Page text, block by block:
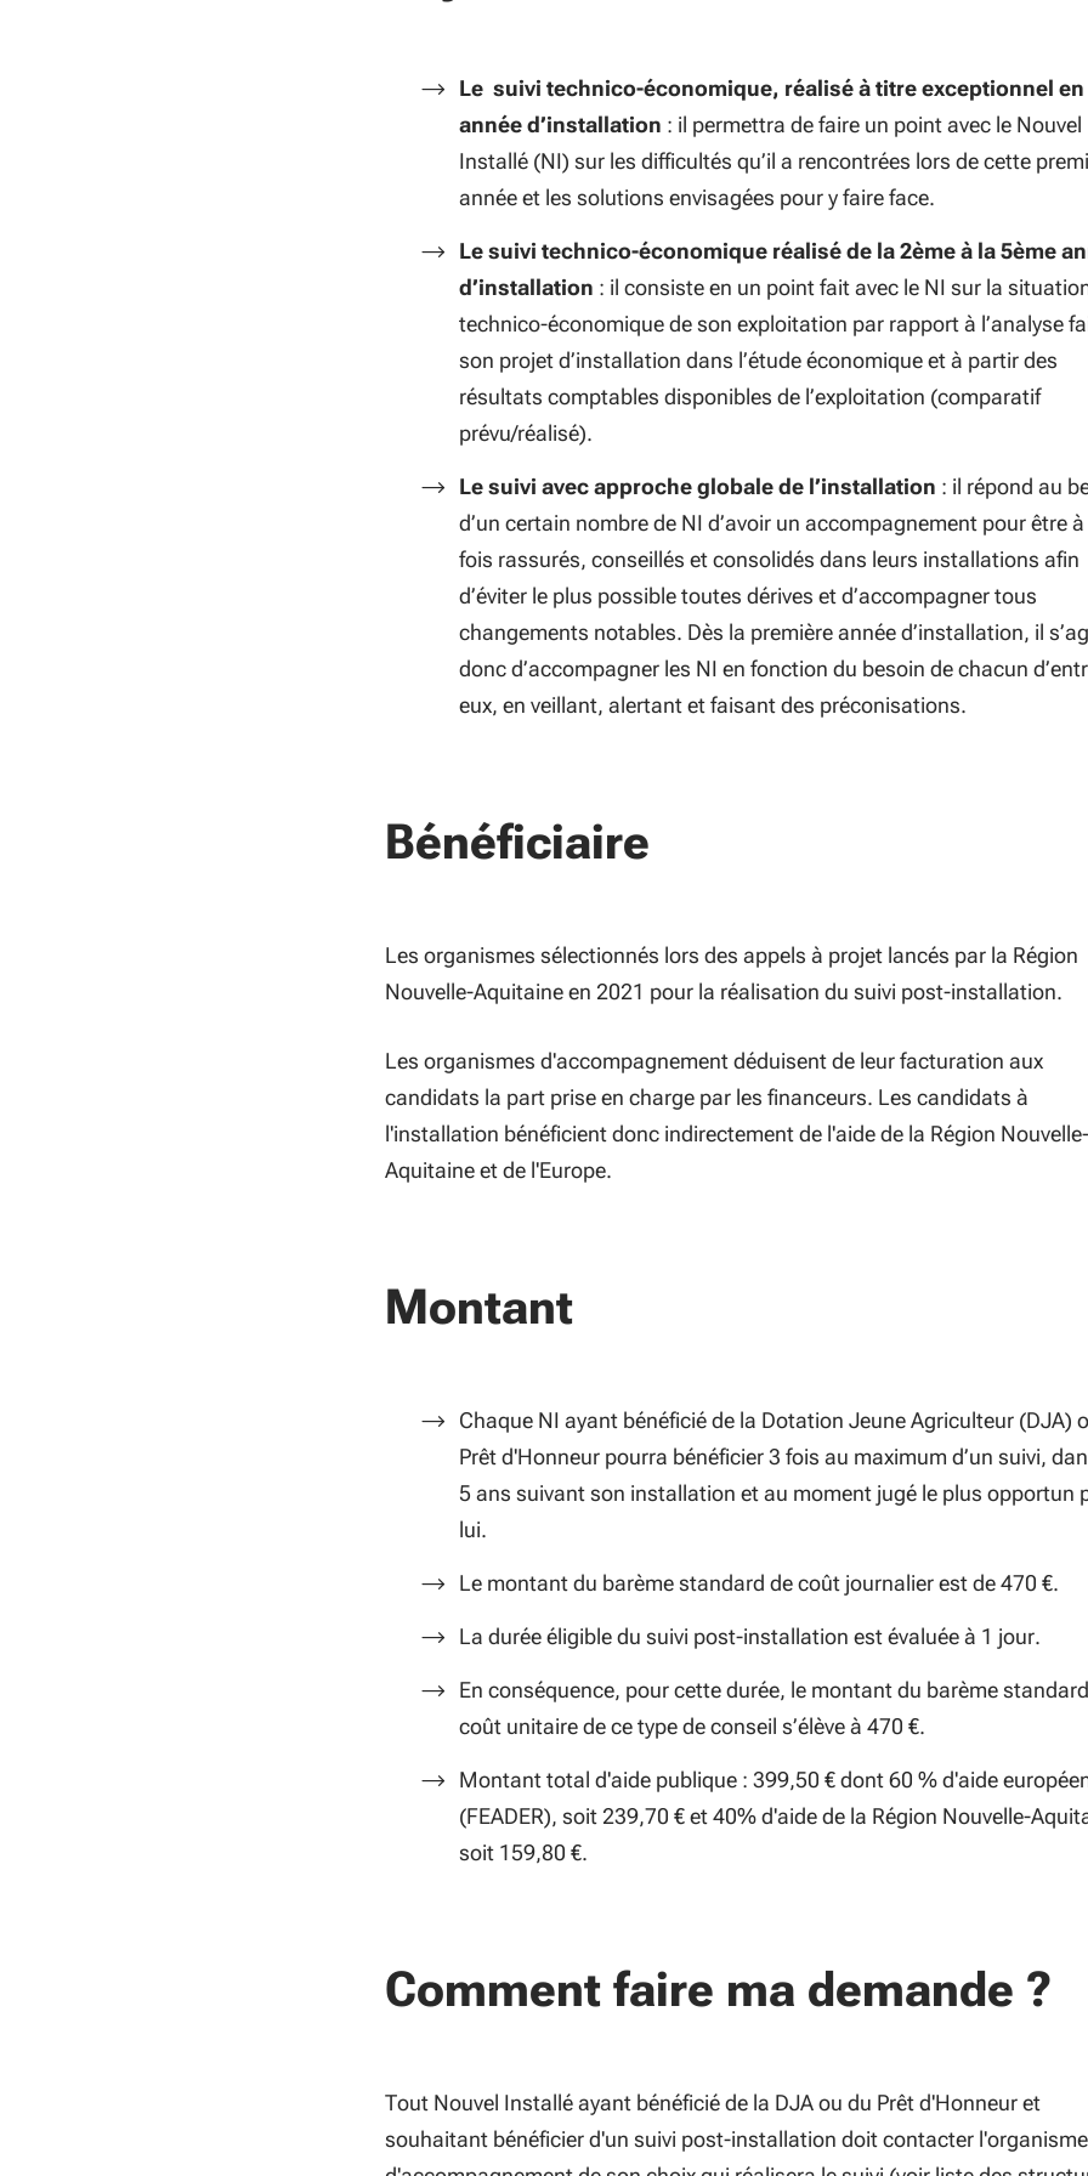
Le suivi technico-économique, réalisé à titre exceptionnel en
année d’installation : il permettra de faire un point avec le Nouvel
Installé (NI) sur les difficultés qu’il a rencontrées lors de cette
année et les solutions envisagées pour y faire face.
Le suivi technico-économique réalisé de la 2ème à la 5ème
d’installation : il consiste en un point fait avec le NI sur la
technico-économique de son exploitation par rapport à l’analyse
son projet d’installation dans l’étude économique et à partir des
résultats comptables disponibles de l’exploitation (comparatif
prévu/réalisé).
Le suivi avec approche globale de l’installation : il répond au
d’un certain nombre de NI d’avoir un accompagnement pour être à
fois rassurés, conseillés et consolidés dans leurs installations afin
d’éviter le plus possible toutes dérives et d’accompagner tous
changements notables. Dès la première année d’installation, il
donc d’accompagner les NI en fonction du besoin de chacun
eux, en veillant, alertant et faisant des préconisations.
Bénéficiaire
Les organismes sélectionnés lors des appels à projet lancés par la Région
Nouvelle-Aquitaine en 2021 pour la réalisation du suivi post-installation.
Les organismes d'accompagnement déduisent de leur facturation aux
candidats la part prise en charge par les financeurs. Les candidats à
l'installation bénéficient donc indirectement de l'aide de la Région Nouvelle-
Aquitaine et de l'Europe.
Montant
Chaque NI ayant bénéficié de la Dotation Jeune Agriculteur (DJA)
Prêt d'Honneur pourra bénéficier 3 fois au maximum d’un suivi,
5 ans suivant son installation et au moment jugé le plus opportun
lui.
Le montant du barème standard de coût journalier est de 470 €.
La durée éligible du suivi post-installation est évaluée à 1 jour.
En conséquence, pour cette durée, le montant du barème
coût unitaire de ce type de conseil s’élève à 470 €.
Montant total d'aide publique : 399,50 € dont 60 % d'aide
(FEADER), soit 239,70 € et 40% d'aide de la Région Nouvelle-
soit 159,80 €.
Comment faire ma demande ?
Tout Nouvel Installé ayant bénéficié de la DJA ou du Prêt d'Honneur et
souhaitant bénéficier d'un suivi post-installation doit contacter l'organisme